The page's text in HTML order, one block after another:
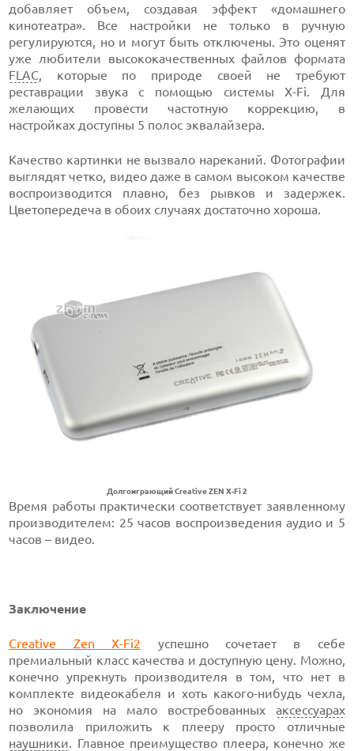
добавляет объем, создавая эффект «домашнего
кинотеатра». Все настройки не только в ручную
регулируются, но и могут быть отключены. Это оценят
уже любители высококачественных файлов формата
FLAC , которые по природе своей не требуют
реставрации звука с помощью системы X-Fi. Для
желающих провести частотную коррекцию, в
настройках доступны 5 полос эквалайзера.
Качество картинки не вызвало нареканий. Фотографии
выглядят четко, видео даже в самом высоком качестве
воспроизводится плавно, без рывков и задержек.
Цветопередеча в обоих случаях достаточно хороша.
Долгоиграющий Creative ZEN X-Fi 2
Время работы практически соответствует заявленному
производителем: 25 часов воспроизведения аудио и 5
часов – видео.
Заключение
Creative Zen X-Fi2 успешно сочетает в себе
премиальный класс качества и доступную цену. Можно,
конечно упрекнуть производителя в том, что нет в
комплекте видеокабеля и хоть какого-нибудь чехла,
но экономия на мало востребованных аксессуарах
позволила приложить к плееру просто отличные
наушники. Главное преимущество плеера, конечно же